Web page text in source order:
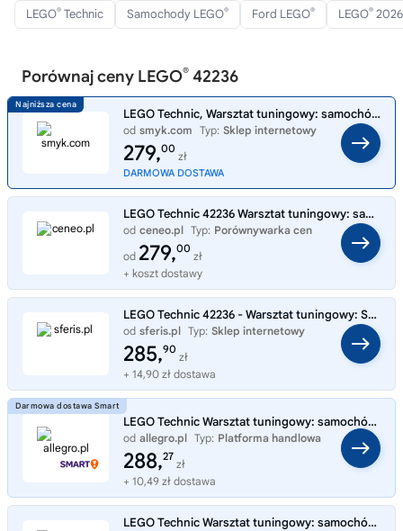
LEGO® Technic Samochody LEGO® Ford LEGO® LEGO® 2026
Porównaj ceny LEGO® 42236
LEGO Technic, Warsztat tuningowy: samochód Ford Mustang GT, 42236
od smyk.com Typ: Sklep internetowy
279,00
zł
DARMOWA DOSTAWA
LEGO Technic 42236 Warsztat tuningowy: samochód Ford Mustang GT
od ceneo.pl Typ: Porównywarka cen
od 279,00
zł
+ koszt dostawy
LEGO Technic 42236 - Warsztat tuningowy: Samochód Ford Mustang GT
od sferis.pl Typ: Sklep internetowy
285,90
zł
+ 14,90 zł dostawa
LEGO Technic Warsztat tuningowy: samochód Ford Mustang GT 42236
od allegro.pl Typ: Platforma handlowa
288,27
zł
+ 10,49 zł dostawa
LEGO Technic Warsztat tuningowy: samochód Ford Mustang GT 42236